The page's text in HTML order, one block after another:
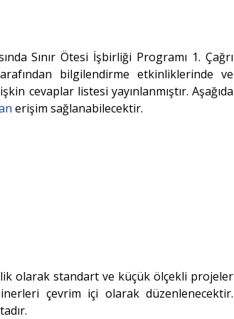
Sınır Ötesi İşbirliği Programı 1. Çağrı
bilgilendirme etkinliklerinde ve
cevaplar listesi yayınlanmıştır. Aşağıda
erişim sağlanabilecektir.
olarak standart ve küçük ölçekli projeler
çevrim içi olarak düzenlenecektir.